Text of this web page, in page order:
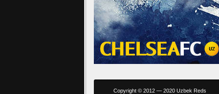
Copyright © 2012 — 2020 Uzbek Reds